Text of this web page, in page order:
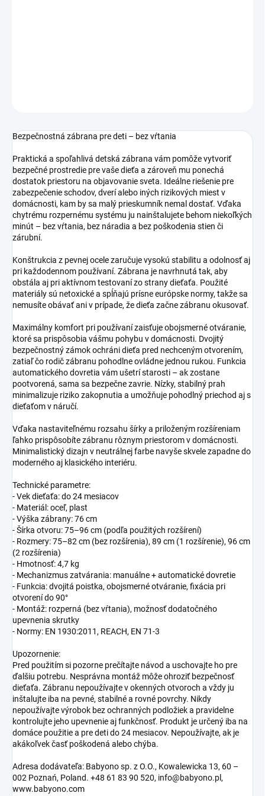
Bezpečnostná zábrana pre deti – bez vŕtania
Praktická a spoľahlivá detská zábrana vám pomôže vytvoriť
bezpečné prostredie pre vaše dieťa a zároveň mu ponechá
dostatok priestoru na objavovanie sveta. Ideálne riešenie pre
zabezpečenie schodov, dverí alebo iných rizikových miest v
domácnosti, kam by sa malý prieskumník nemal dostať. Vďaka
chytrému rozpernému systému ju nainštalujete behom niekoľkých
minút – bez vŕtania, bez náradia a bez poškodenia stien či
zárubní.
Konštrukcia z pevnej ocele zaručuje vysokú stabilitu a odolnosť aj
pri každodennom používaní. Zábrana je navrhnutá tak, aby
obstála aj pri aktívnom testovaní zo strany dieťaťa. Použité
materiály sú netoxické a spĺňajú prísne európske normy, takže sa
nemusíte obávať ani v prípade, že dieťa začne zábranu okusovať.
Maximálny komfort pri používaní zaisťuje obojsmerné otváranie,
ktoré sa prispôsobia vášmu pohybu v domácnosti. Dvojitý
bezpečnostný zámok ochráni dieťa pred nechceným otvorením,
zatiaľ čo rodič zábranu pohodlne ovládne jednou rukou. Funkcia
automatického dovretia vám ušetrí starosti – ak zostane
pootvorená, sama sa bezpečne zavrie. Nízky, stabilný prah
minimalizuje riziko zakopnutia a umožňuje pohodlný priechod aj s
dieťaťom v náručí.
Vďaka nastaviteľnému rozsahu šírky a priloženým rozšíreniam
ľahko prispôsobíte zábranu rôznym priestorom v domácnosti.
Minimalistický dizajn v neutrálnej farbe navyše skvele zapadne do
moderného aj klasického interiéru.
Technické parametre:
- Vek dieťaťa: do 24 mesiacov
- Materiál: oceľ, plast
- Výška zábrany: 76 cm
- Šírka otvoru: 75–96 cm (podľa použitých rozšírení)
- Rozmery: 75–82 cm (bez rozšírenia), 89 cm (1 rozšírenie), 96 cm
(2 rozšírenia)
- Hmotnosť: 4,7 kg
- Mechanizmus zatvárania: manuálne + automatické dovretie
- Funkcia: dvojitá poistka, obojsmerné otváranie, fixácia pri
otvorení do 90°
- Montáž: rozperná (bez vŕtania), možnosť dodatočného
upevnenia skrutky
- Normy: EN 1930:2011, REACH, EN 71-3
Upozornenie:
Pred použitím si pozorne prečítajte návod a uschovajte ho pre
ďalšiu potrebu. Nesprávna montáž môže ohroziť bezpečnosť
dieťaťa. Zábranu nepoužívajte v okenných otvoroch a vždy ju
inštalujte iba na pevné, stabilné a rovné povrchy. Nikdy
nepoužívajte výrobok bez ochranných podložiek a pravidelne
kontrolujte jeho upevnenie aj funkčnosť. Produkt je určený iba na
domáce použitie a pre deti do 24 mesiacov. Nepoužívajte, ak je
akákoľvek časť poškodená alebo chýba.
Adresa dodávateľa: Babyono sp. z O.O., Kowalewicka 13, 60 –
002 Poznań, Poland. +48 61 83 90 520, info@babyono.pl,
www.babyono.com